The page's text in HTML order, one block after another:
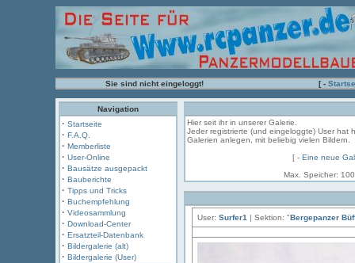
Sie sind nicht eingeloggt! [ -
Navigation
· Startseite
· F.A.Q.
· Memberliste
· User-Online
· Bausätze ausgepackt
· Bauberichte
· Tipps und Tricks
· Buchempfehlung
· Videosammlung
· Download-Center
· Ersatzteil-Datenbank
· Bildergalerie (alt)
· Bildergalerie (User)
Hier seit ihr in unserer Galerie.
Jeder registrierte (und eingeloggte) User hat
Galerien anlegen, mit beliebig vielen Bildern.
[ - Eine neue
Max. Speicher:
User: Surfer1 | Sektion: "Bergepanzer